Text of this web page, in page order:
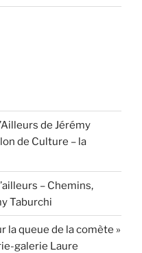
de Jérémy
de Culture – la
– Chemins,
Taburchi
la queue de la comète »
galerie Laure